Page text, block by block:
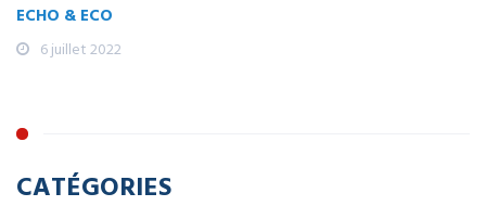
ECHO & ECO
6 juillet 2022
CATÉGORIES